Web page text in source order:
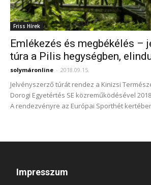
Friss Hírek
Emlékezés és megbékélés –
túra a Pilis hegységben,
solymáronline - 2018.09.15.
Jelvényszerző túrát rendez a Kinizsi
Dorogi Egyetértés SE közreműködésével
A rendezvényre az Európai Sporthét
Impresszum